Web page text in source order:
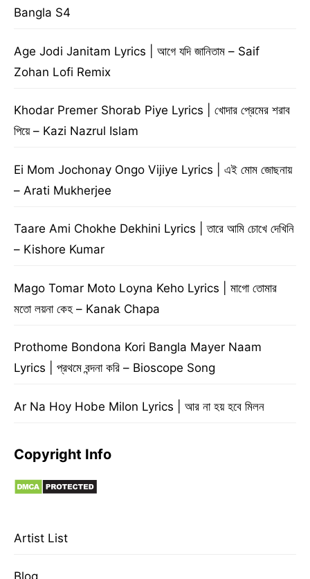
Bangla S4
Age Jodi Janitam Lyrics | আগে যদি জানিতাম – Saif
Zohan Lofi Remix
Khodar Premer Shorab Piye Lyrics | খোদার প্রেমের শরাব
পিয়ে – Kazi Nazrul Islam
Ei Mom Jochonay Ongo Vijiye Lyrics | এই মোম জোছনায়
– Arati Mukherjee
Taare Ami Chokhe Dekhini Lyrics | তারে আমি চোখে দেখিনি
– Kishore Kumar
Mago Tomar Moto Loyna Keho Lyrics | মাগো তোমার
মতো লয়না কেহ – Kanak Chapa
Prothome Bondona Kori Bangla Mayer Naam
Lyrics | প্রথমে বন্দনা করি – Bioscope Song
Ar Na Hoy Hobe Milon Lyrics | আর না হয় হবে মিলন
Copyright Info
Artist List
Blog